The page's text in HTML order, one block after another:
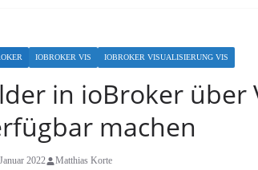
IOBROKER VIS IOBROKER VISUALISIERUNG VIS
in ioBroker über
machen
2022 Matthias Korte